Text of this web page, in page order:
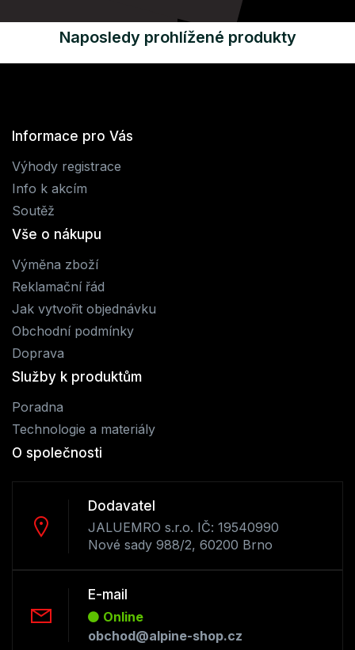
Naposledy prohlížené produkty
Informace pro Vás
Výhody registrace
Info k akcím
Soutěž
Vše o nákupu
Výměna zboží
Reklamační řád
Jak vytvořit objednávku
Obchodní podmínky
Doprava
Služby k produktům
Poradna
Technologie a materiály
O společnosti
Dodavatel
JALUEMRO s.r.o. IČ: 19540990
Nové sady 988/2, 60200 Brno
E-mail
Online
obchod@alpine-shop.cz